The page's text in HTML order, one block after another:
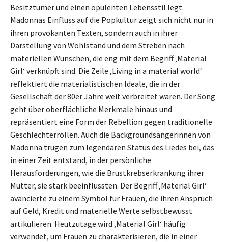
Besitztümer und einen opulenten Lebensstil legt.
Madonnas Einfluss auf die Popkultur zeigt sich nicht nur in
ihren provokanten Texten, sondern auch in ihrer
Darstellung von Wohlstand und dem Streben nach
materiellen Wünschen, die eng mit dem Begriff ‚Material
Girl‘ verknüpft sind. Die Zeile ‚Living in a material world‘
reflektiert die materialistischen Ideale, die in der
Gesellschaft der 80er Jahre weit verbreitet waren. Der Song
geht über oberflächliche Merkmale hinaus und
repräsentiert eine Form der Rebellion gegen traditionelle
Geschlechterrollen. Auch die Backgroundsängerinnen von
Madonna trugen zum legendären Status des Liedes bei, das
in einer Zeit entstand, in der persönliche
Herausforderungen, wie die Brustkrebserkrankung ihrer
Mutter, sie stark beeinflussten. Der Begriff ‚Material Girl‘
avancierte zu einem Symbol für Frauen, die ihren Anspruch
auf Geld, Kredit und materielle Werte selbstbewusst
artikulieren. Heutzutage wird ‚Material Girl‘ häufig
verwendet, um Frauen zu charakterisieren, die in einer